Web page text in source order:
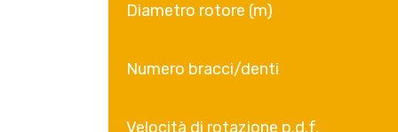
Diametro rotore (m)
Numero bracci/denti
Velocità di rotazione p.d.f.